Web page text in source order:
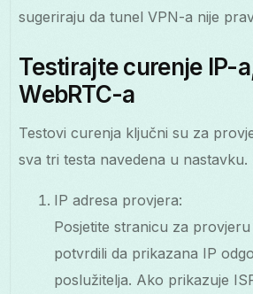
sugeriraju da tunel VPN-a nije
Testirajte curenje IP-
WebRTC-a
Testovi curenja ključni su za
sva tri testa navedena u nastavku.
IP adresa provjera:
Posjetite stranicu za
potvrdili da prikazana IP
poslužitelja. Ako prikazuje